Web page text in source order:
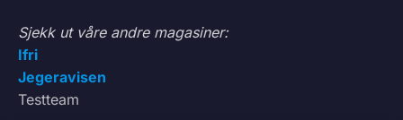
Sjekk ut våre andre magasiner:
Ifri
Jegeravisen
Testteam